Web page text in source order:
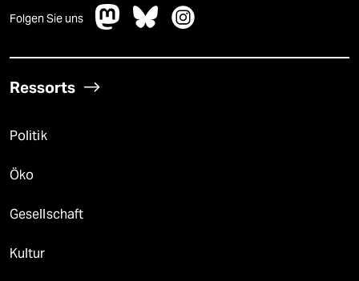
Folgen Sie uns
Ressorts
Politik
Öko
Gesellschaft
Kultur